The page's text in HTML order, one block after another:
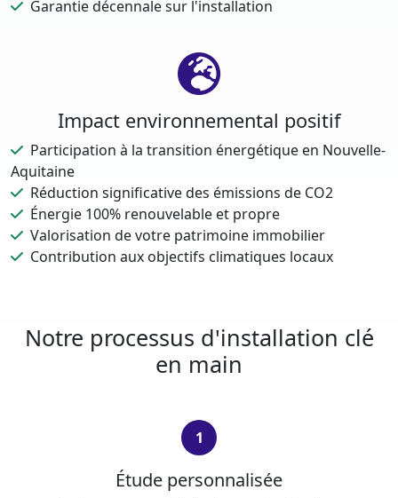
Garantie décennale sur l'installation
Impact environnemental positif
Participation à la transition énergétique en Nouvelle-
Aquitaine
Réduction significative des émissions de CO2
Énergie 100% renouvelable et propre
Valorisation de votre patrimoine immobilier
Contribution aux objectifs climatiques locaux
Notre processus d'installation clé
en main
1
Étude personnalisée